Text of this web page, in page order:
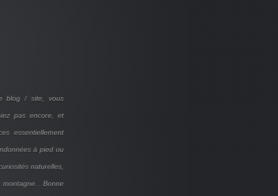
blog / site, vous
pas encore, et
essentiellement
à pied ou
naturelles,
Bonne